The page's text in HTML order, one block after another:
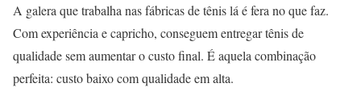
A galera que trabalha nas fábricas de tênis lá é fera no que faz.
Com experiência e capricho, conseguem entregar tênis de
qualidade sem aumentar o custo final. É aquela combinação
perfeita: custo baixo com qualidade em alta.